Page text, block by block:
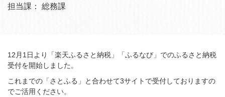
担当課：
総務課
12月1日より「楽天ふるさと納税」「ふるなび」でのふるさと納税
受付を開始しました。
これまでの「さとふる」と合わせて3サイトで受付しておりますの
でご活用ください。